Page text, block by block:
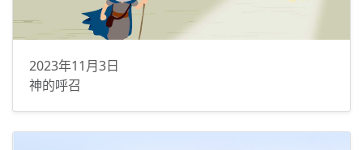
2023年11月3日
神的呼召